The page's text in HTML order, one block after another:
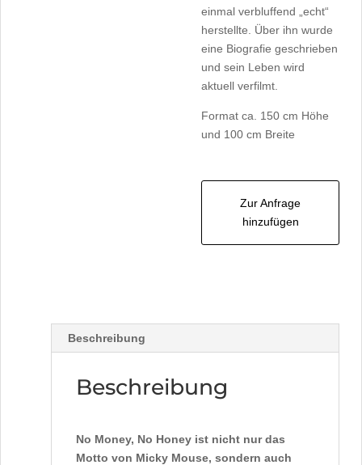
einmal verbluffend „echt“
herstellte. Über ihn wurde
eine Biografie geschrieben
und sein Leben wird
aktuell verfilmt.
Format ca. 150 cm Höhe
und 100 cm Breite
Zur Anfrage
hinzufügen
Beschreibung
Beschreibung
No Money, No Honey ist nicht nur das
Motto von Micky Mouse, sondern auch